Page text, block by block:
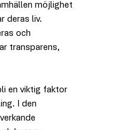
möjlighet
deras liv.
och
transparens,
en viktig faktor
I den